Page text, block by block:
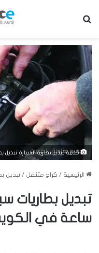
خدمة تبديل بطارية السيارة تبديل
الرئيسية / كراج متنقل / تبديل
ساعة في